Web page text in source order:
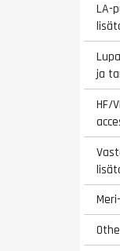
LA-
ja
HF/